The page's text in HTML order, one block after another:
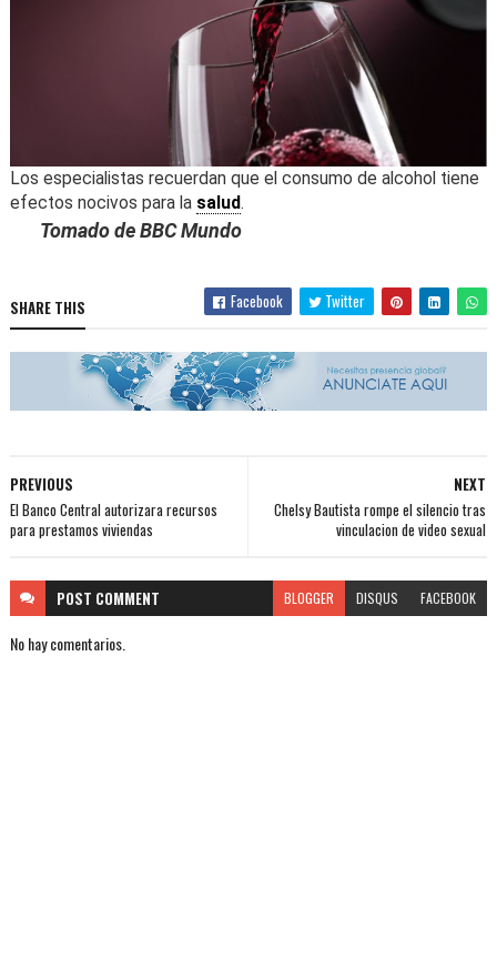
Los especialistas recuerdan que el consumo de alcohol tiene
efectos nocivos para la salud.
Tomado de BBC Mundo
SHARE THIS Facebook Twitter
NEXT
Chelsy Bautista rompe el silencio tras
vinculacion de video sexual
PREVIOUS
El Banco Central autorizara recursos
para prestamos viviendas
POST COMMENT BLOGGER DISQUS FACEBOOK
No hay comentarios.